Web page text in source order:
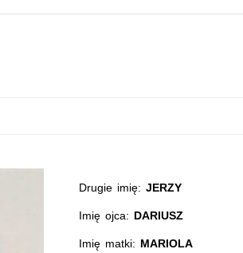
Drugie imię:JERZY
Imię ojca: DARIUSZ
Imię matki: MARIOLA